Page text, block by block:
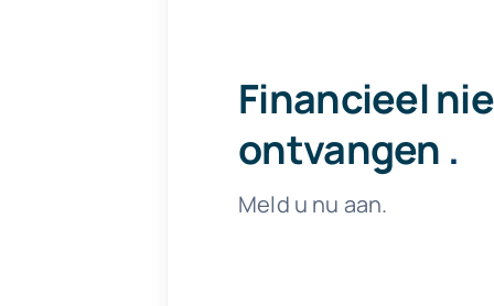
Financieel
ontvangen .
Meld u nu aan.